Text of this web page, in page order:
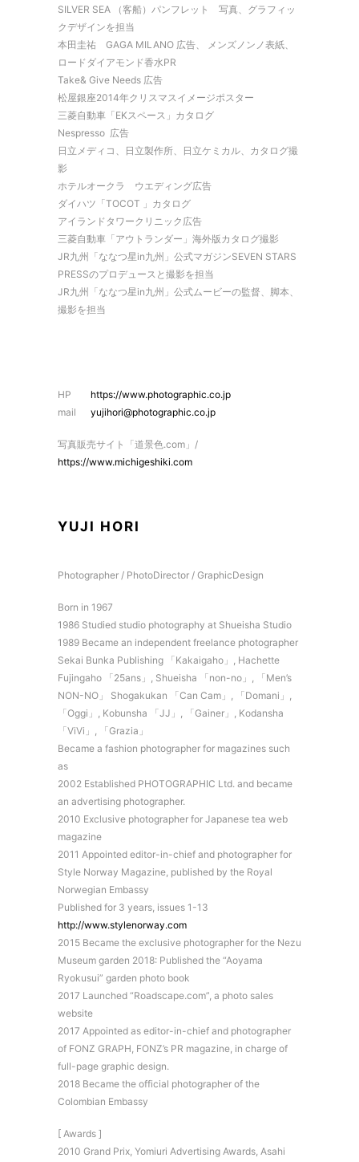
SILVER SEA （客船）パンフレット 写真、グラフィッ
クデザインを担当
本田圭祐 GAGA MILANO 広告、 メンズノンノ表紙、
ロードダイアモンド香水PR
Take& Give Needs 広告
松屋銀座2014年クリスマスイメージポスター
三菱自動車「EKスペース」カタログ
Nespresso 広告
日立メディコ、日立製作所、日立ケミカル、カタログ撮
影
ホテルオークラ ウエディング広告
ダイハツ「TOCOT 」カタログ
アイランドタワークリニック広告
三菱自動車「アウトランダー」海外版カタログ撮影
JR九州「ななつ星in九州」公式マガジンSEVEN STARS
PRESSのプロデュースと撮影を担当
JR九州「ななつ星in九州」公式ムービーの監督、脚本、
撮影を担当
HP https://www.photographic.co.jp
mail yujihori@photographic.co.jp
写真販売サイト「道景色.com」/
https://www.michigeshiki.com
YUJI HORI
Photographer / PhotoDirector / GraphicDesign
Born in 1967
1986 Studied studio photography at Shueisha Studio
1989 Became an independent freelance photographer
Sekai Bunka Publishing 「Kakaigaho」, Hachette
Fujingaho 「25ans」, Shueisha 「non-no」, 「Men’s
NON-NO」 Shogakukan 「Can Cam」, 「Domani」,
「Oggi」, Kobunsha 「JJ」, 「Gainer」, Kodansha
「ViVi」, 「Grazia」
Became a fashion photographer for magazines such
as
2002 Established PHOTOGRAPHIC Ltd. and became
an advertising photographer.
2010 Exclusive photographer for Japanese tea web
magazine
2011 Appointed editor-in-chief and photographer for
Style Norway Magazine, published by the Royal
Norwegian Embassy
Published for 3 years, issues 1-13
http://www.stylenorway.com
2015 Became the exclusive photographer for the Nezu
Museum garden 2018: Published the “Aoyama
Ryokusui” garden photo book
2017 Launched “Roadscape.com”, a photo sales
website
2017 Appointed as editor-in-chief and photographer
of FONZ GRAPH, FONZ’s PR magazine, in charge of
full-page graphic design.
2018 Became the official photographer of the
Colombian Embassy
[ Awards ]
2010 Grand Prix, Yomiuri Advertising Awards, Asahi